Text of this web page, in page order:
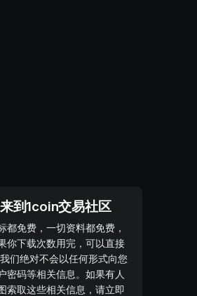
到1coin交易社区
都免费，一切资料都免费，
你下载次数用完，可以直接
们绝对不会以任何形式向您
密码等相关信息。如果有人
索取这些相关信息，请立即